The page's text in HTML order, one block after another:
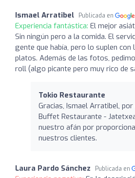
Ismael Arratibel Publicada en
Experiencia fantástica: El mejor
Sin ningún pero a la comida. El
gente que había, pero lo suplen con
platos. Además de las fotos,
roll (algo picante pero muy rico de
Tokio Restaurante
Gracias, Ismael Arratibel,
Buffet Restaurante -
nuestro afán por
nuestros clientes.
Laura Pardo Sánchez Publicada en